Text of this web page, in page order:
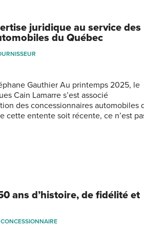
juridique au service des
du Québec
Gauthier Au printemps 2025, le
Cain Lamarre s’est associé
des concessionnaires automobiles
cette entente soit récente, ce n’est
ans d’histoire, de fidélité et